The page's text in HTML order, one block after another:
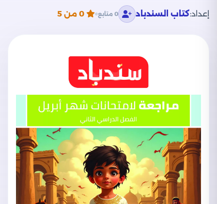
إعداد:كتاب السندباد 0 متابع 0 من 5